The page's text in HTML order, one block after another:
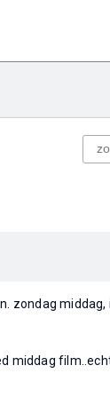
zondag middag,
middag